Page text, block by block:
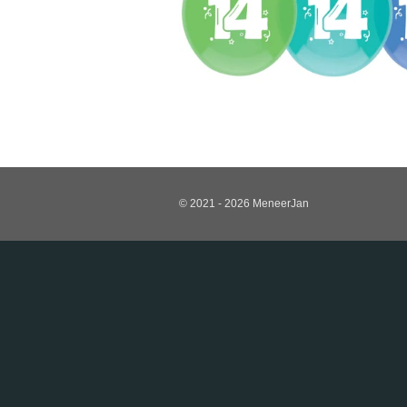
© 2021 - 2026 MeneerJan